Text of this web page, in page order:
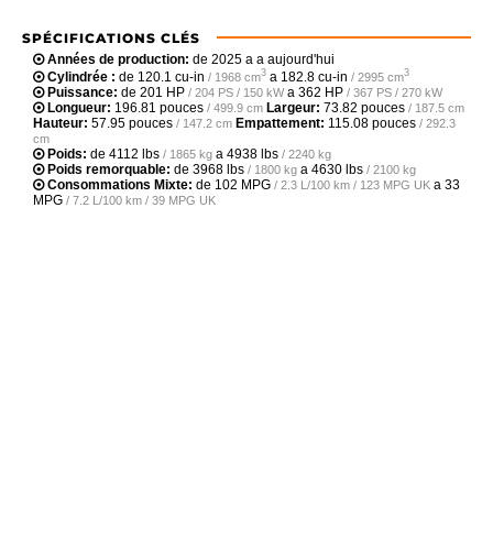
SPÉCIFICATIONS CLÉS
Années de production: de 2025 a a aujourd'hui
Cylindrée : de 120.1 cu-in / 1968 cm3 a 182.8 cu-in / 2995 cm3
Puissance: de 201 HP / 204 PS / 150 kWa 362 HP / 367 PS / 270 kW
Longueur: 196.81 pouces / 499.9 cm Largeur: 73.82 pouces / 187.5 cm
Hauteur: 57.95 pouces / 147.2 cm Empattement: 115.08 pouces / 292.3
cm
Poids: de 4112 lbs / 1865 kg a 4938 lbs / 2240 kg
Poids remorquable: de 3968 lbs / 1800 kg a 4630 lbs / 2100 kg
Consommations Mixte: de 102 MPG / 2.3 L/100 km / 123 MPG UK a 33
MPG / 7.2 L/100 km / 39 MPG UK